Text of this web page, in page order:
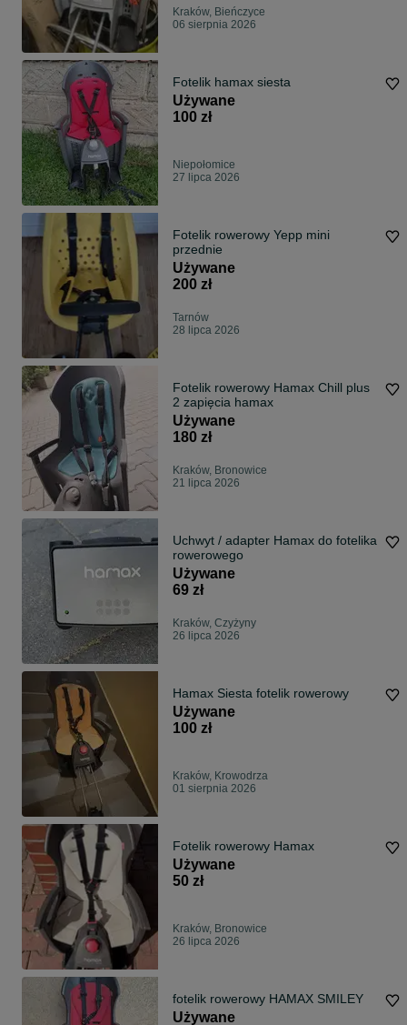
Kraków, Bieńczyce
06 sierpnia 2026
Fotelik hamax siesta
Używane
100 zł
Niepołomice
27 lipca 2026
Fotelik rowerowy Yepp mini
przednie
Używane
200 zł
Tarnów
28 lipca 2026
Fotelik rowerowy Hamax Chill plus
2 zapięcia hamax
Używane
180 zł
Kraków, Bronowice
21 lipca 2026
Uchwyt / adapter Hamax do fotelika
rowerowego
Używane
69 zł
Kraków, Czyżyny
26 lipca 2026
Hamax Siesta fotelik rowerowy
Używane
100 zł
Kraków, Krowodrza
01 sierpnia 2026
Fotelik rowerowy Hamax
Używane
50 zł
Kraków, Bronowice
26 lipca 2026
fotelik rowerowy HAMAX SMILEY
Używane